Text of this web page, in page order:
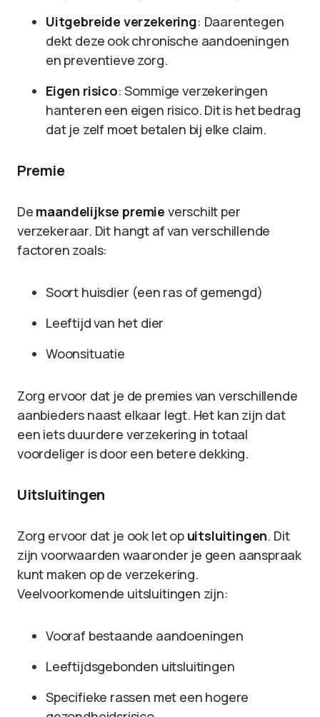
Uitgebreide verzekering: Daarentegen
dekt deze ook chronische aandoeningen
en preventieve zorg.
Eigen risico: Sommige verzekeringen
hanteren een eigen risico. Dit is het bedrag
dat je zelf moet betalen bij elke claim.
Premie
De maandelijkse premie verschilt per
verzekeraar. Dit hangt af van verschillende
factoren zoals:
Soort huisdier (een ras of gemengd)
Leeftijd van het dier
Woonsituatie
Zorg ervoor dat je de premies van verschillende
aanbieders naast elkaar legt. Het kan zijn dat
een iets duurdere verzekering in totaal
voordeliger is door een betere dekking.
Uitsluitingen
Zorg ervoor dat je ook let op uitsluitingen. Dit
zijn voorwaarden waaronder je geen aanspraak
kunt maken op de verzekering.
Veelvoorkomende uitsluitingen zijn:
Vooraf bestaande aandoeningen
Leeftijdsgebonden uitsluitingen
Specifieke rassen met een hogere